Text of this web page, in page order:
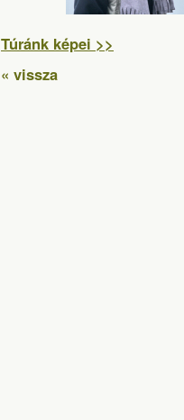
Túránk képei >>
« vissza